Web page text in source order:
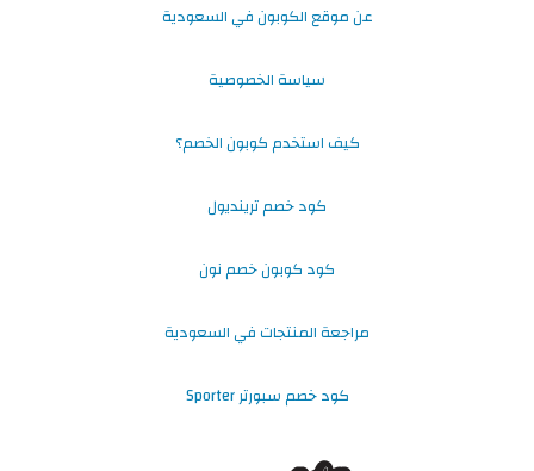
عن موقع الكوبون في السعودية
سياسة الخصوصية
كيف استخدم كوبون الخصم؟
كود خصم ترينديول
كود كوبون خصم نون
مراجعة المنتجات في السعودية
كود خصم سبورتر Sporter